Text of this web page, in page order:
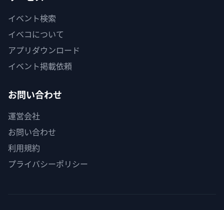
イベント検索
イベコについて
アプリダウンロード
イベント掲載依頼
お問い合わせ
運営会社
お問い合わせ
利用規約
プライバシーポリシー